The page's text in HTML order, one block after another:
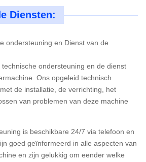
Diensten:
ondersteuning en Dienst van de
ondersteuning en de dienst
Ons opgeleid technisch
de installatie, de verrichting, het
van problemen van deze machine
is beschikbare 24/7 via telefoon en
goed geïnformeerd in alle aspecten van
en zijn gelukkig om eender welke